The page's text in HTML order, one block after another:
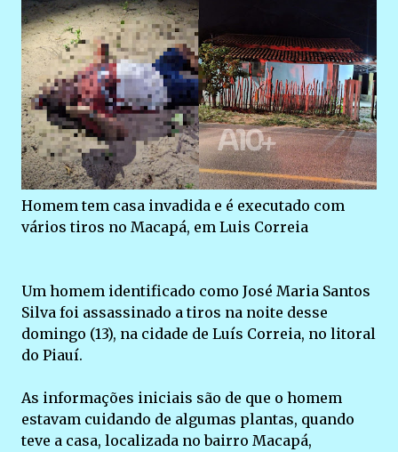
Homem tem casa invadida e é executado com
vários tiros no Macapá, em Luis Correia
Um homem identificado como José Maria Santos
Silva foi assassinado a tiros na noite desse
domingo (13), na cidade de Luís Correia, no litoral
do Piauí.
As informações iniciais são de que o homem
estavam cuidando de algumas plantas, quando
teve a casa, localizada no bairro Macapá,